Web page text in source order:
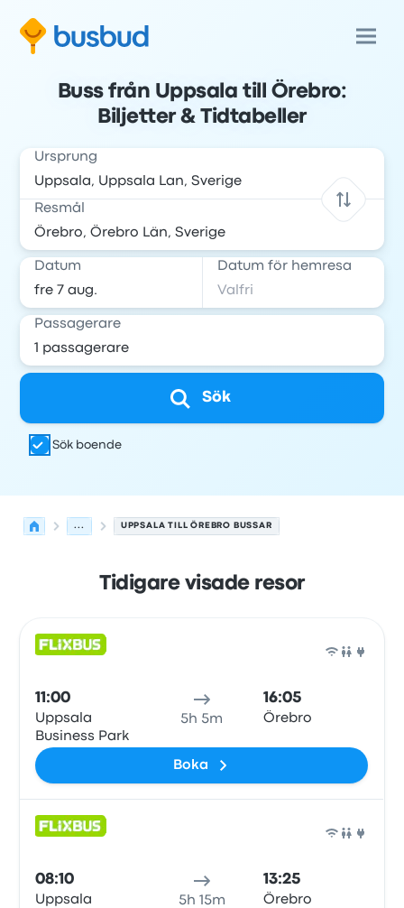
Buss från Uppsala till Örebro:
Biljetter & Tidtabeller
Ursprung
Resmål
Datum Datum för hemresa
Passagerare
Sök
Sök boende
... UPPSALA TILL ÖREBRO BUSSAR
Tidigare visade resor
11:00
Uppsala
Business Park
5h 5m
16:05
Örebro
Boka
08:10
Uppsala 5h 15m
13:25
Örebro